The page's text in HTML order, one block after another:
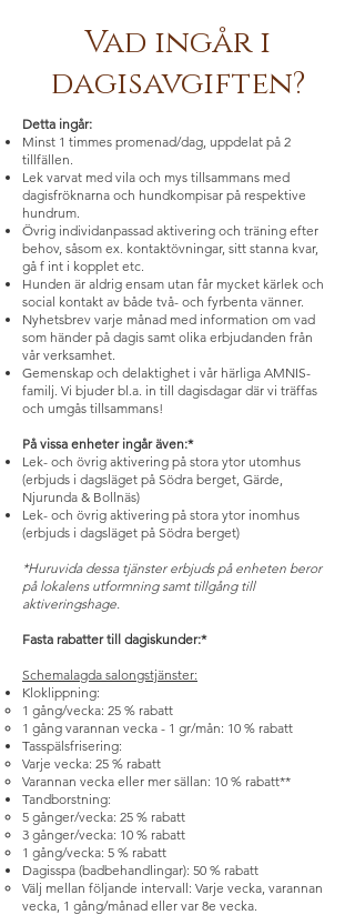
Vad ingår i
dagisavgiften?
Detta ingår:
Minst 1 timmes promenad/dag, uppdelat på 2
tillfällen.
Lek varvat med vila och mys tillsammans med
dagisfröknarna och hundkompisar på respektive
hundrum.
Övrig individanpassad aktivering och träning efter
behov, såsom ex. kontaktövningar, sitt stanna kvar,
gå f int i kopplet etc.
Hunden är aldrig ensam utan får mycket kärlek och
social kontakt av både två- och fyrbenta vänner.
Nyhetsbrev varje månad med information om vad
som händer på dagis samt olika erbjudanden från
vår verksamhet.
Gemenskap och delaktighet i vår härliga AMNIS-
familj. Vi bjuder bl.a. in till dagisdagar där vi träffas
och umgås tillsammans!
På vissa enheter ingår även:*
Lek- och övrig aktivering på stora ytor utomhus
(erbjuds i dagsläget på Södra berget, Gärde,
Njurunda & Bollnäs)
Lek- och övrig aktivering på stora ytor inomhus
(erbjuds i dagsläget på Södra berget)
*Huruvida dessa tjänster erbjuds på enheten beror
på lokalens utformning samt tillgång till
aktiveringshage.
Fasta rabatter till dagiskunder:*
Schemalagda salongstjänster:
Kloklippning:
1 gång/vecka: 25 % rabatt
1 gång varannan vecka - 1 gr/mån: 10 % rabatt
Tasspälsfrisering:
Varje vecka: 25 % rabatt
Varannan vecka eller mer sällan: 10 % rabatt**
Tandborstning:
5 gånger/vecka: 25 % rabatt
3 gånger/vecka: 10 % rabatt
1 gång/vecka: 5 % rabatt
Dagisspa (badbehandlingar): 50 % rabatt
Välj mellan följande intervall: Varje vecka, varannan
vecka, 1 gång/månad eller var 8e vecka.